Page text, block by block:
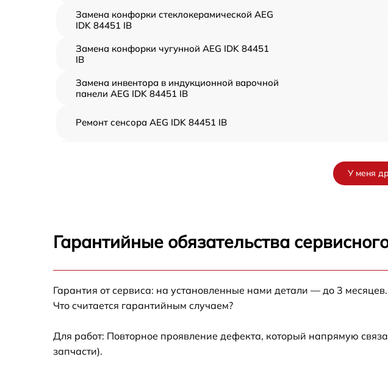
Замена конфорки стеклокерамической AEG
IDK 84451 IB
Замена конфорки чугунной AEG IDK 84451
IB
Замена инвентора в индукционной варочной
панели AEG IDK 84451 IB
Ремонт сенсора AEG IDK 84451 IB
Замена сенсора AEG IDK 84451 IB
У меня
Гарантийные обязательства
Гарантия от сервиса: на установленные нами детали — до 3 месяцев.
Что считается гарантийным случаем?
Для работ: Повторное проявление дефекта, который напрямую
запчасти).